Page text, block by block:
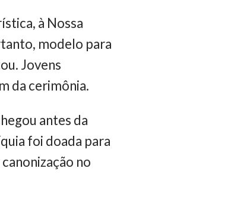
à Nossa
modelo para
Jovens
da cerimônia.
antes da
foi doada para
no